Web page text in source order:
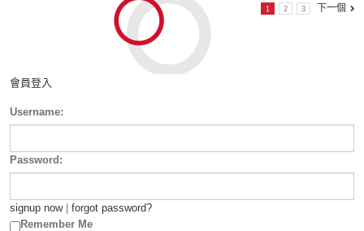
1 2 3 下一個
會員登入
Username:
Password:
signup now| forgot password?
Remember Me